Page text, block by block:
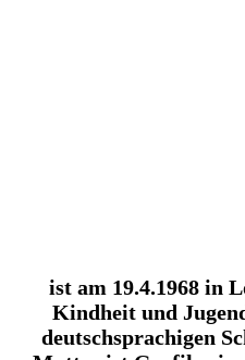
ist am 19.4.1968 in
Kindheit und
deutschsprachigen